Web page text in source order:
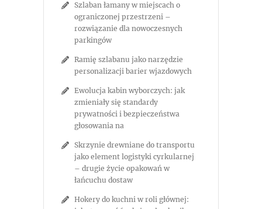
Szlaban łamany w miejscach o
ograniczonej przestrzeni –
rozwiązanie dla nowoczesnych
parkingów
Ramię szlabanu jako narzędzie
personalizacji barier wjazdowych
Ewolucja kabin wyborczych: jak
zmieniały się standardy
prywatności i bezpieczeństwa
głosowania na
Skrzynie drewniane do transportu
jako element logistyki cyrkularnej
– drugie życie opakowań w
łańcuchu dostaw
Hokery do kuchni w roli głównej: